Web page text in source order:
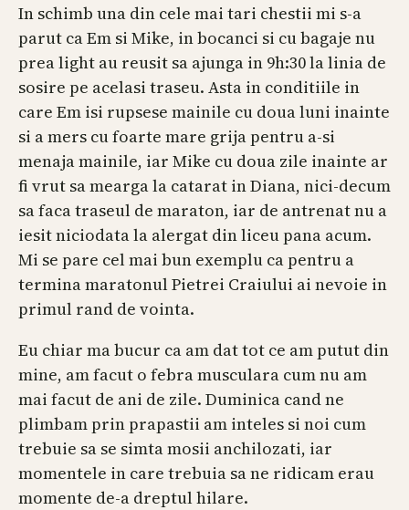
In schimb una din cele mai tari chestii mi s-a
parut ca Em si Mike, in bocanci si cu bagaje nu
prea light au reusit sa ajunga in 9h:30 la linia de
sosire pe acelasi traseu. Asta in conditiile in
care Em isi rupsese mainile cu doua luni inainte
si a mers cu foarte mare grija pentru a-si
menaja mainile, iar Mike cu doua zile inainte ar
fi vrut sa mearga la catarat in Diana, nici-decum
sa faca traseul de maraton, iar de antrenat nu a
iesit niciodata la alergat din liceu pana acum.
Mi se pare cel mai bun exemplu ca pentru a
termina maratonul Pietrei Craiului ai nevoie in
primul rand de vointa.
Eu chiar ma bucur ca am dat tot ce am putut din
mine, am facut o febra musculara cum nu am
mai facut de ani de zile. Duminica cand ne
plimbam prin prapastii am inteles si noi cum
trebuie sa se simta mosii anchilozati, iar
momentele in care trebuia sa ne ridicam erau
momente de-a dreptul hilare.